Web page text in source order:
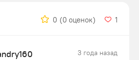
0 (0 оценок) 1
3 года назад